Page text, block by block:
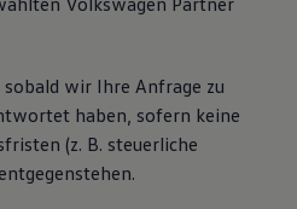
wir Ihre Anfrage zu
haben, sofern keine
(z. B. steuerliche